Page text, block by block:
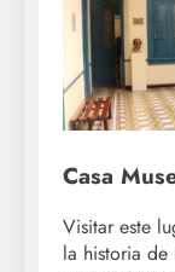
Casa
Visitar este
la historia de